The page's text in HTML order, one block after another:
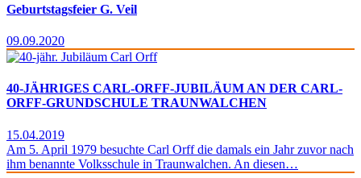
Geburtstagsfeier G. Veil
09.09.2020
40-JÄHRIGES CARL-ORFF-JUBILÄUM AN DER CARL-
ORFF-GRUNDSCHULE TRAUNWALCHEN
15.04.2019
Am 5. April 1979 besuchte Carl Orff die damals ein Jahr zuvor nach
ihm benannte Volksschule in Traunwalchen. An diesen…